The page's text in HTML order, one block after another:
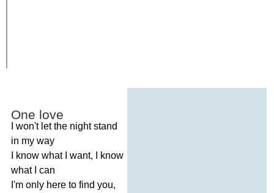
One love
won't let the night stand
in my way
know what want,
know
what
can
I'm only here to find you,